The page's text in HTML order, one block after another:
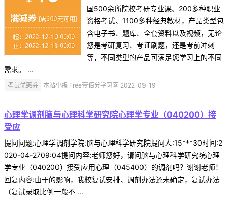
国500余所院校考研专业课、200多种职业
资格考试、1100多种经典教材，产品类型包
含电子书、题库、全套资料以及视频，无论
您是考研复习、考证刷题，还是考前冲刺
等，不同类型的产品可满足您学习上的不同
需求。 ...
考试优惠券 本站小编 Free壹佰分学习网 2022-09-19
心理学调剂脑与心理科学研究院心理学专业（040200）接
受应
提问问题:心理学调剂学院:脑与心理科学研究院提问人:15***30时间:2
020-04-2709:04提问内容:老师您好，请问脑与心理科学研究院心理
学专业（040200）接受应用心理（045400）的调剂吗？谢谢老师！
回复内容:由于的影响，我校复试安排、调剂办法还未确定，复试办法
（复试录取比例一般不 ...